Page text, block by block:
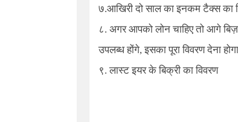
७.आखिरी दो साल का इनकम टैक्स का
८. अगर आपको लोन चाहिए तो आगे
उपलब्ध होंगे, इसका पूरा विवरण देना
९. लास्ट इयर के बिक्री का विवरण